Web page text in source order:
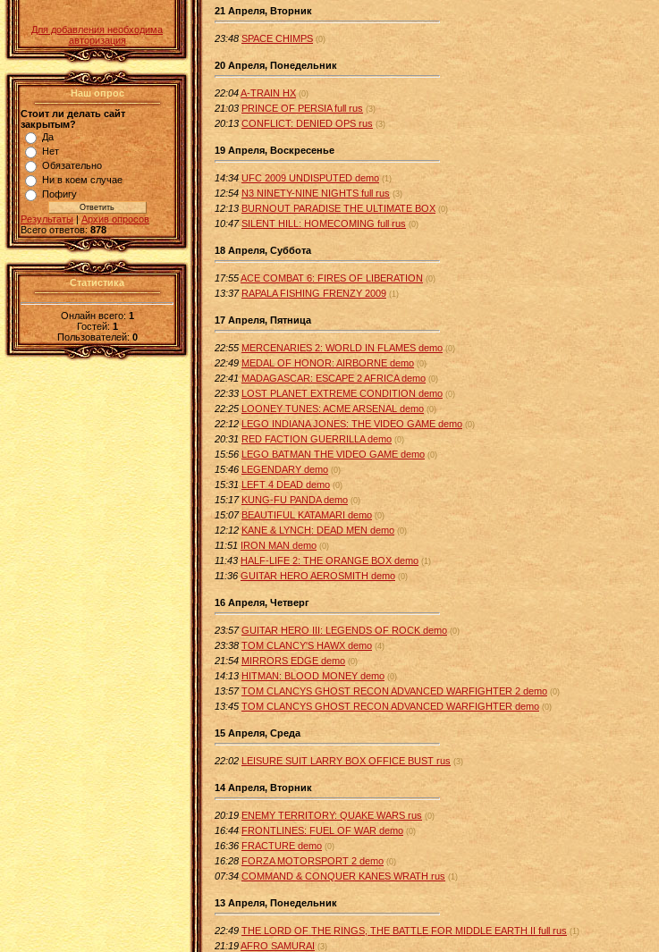
Для добавления необходима
авторизация
Наш опрос
Стоит ли делать сайт
закрытым?
Да
Нет
Обязательно
Ни в коем случае
Пофигу
Результаты|Архив опросов
Всего ответов:878
Статистика
Онлайн всего:1
Гостей:1
Пользователей: 0
21 Апреля, Вторник
23:48 SPACE CHIMPS (0)
20 Апреля, Понедельник
22:04A-TRAIN HX (0)
21:03 PRINCE OF PERSIA full rus (3)
20:13 CONFLICT: DENIED OPS rus (3)
19 Апреля, Воскресенье
14:34 UFC 2009 UNDISPUTED demo (1)
12:54 N3 NINETY-NINE NIGHTS full rus (3)
12:13 BURNOUT PARADISE THE ULTIMATE BOX (0)
10:47 SILENT HILL: HOMECOMING full rus (0)
18 Апреля, Суббота
17:55ACE COMBAT 6: FIRES OF LIBERATION (0)
13:37 RAPALA FISHING FRENZY 2009 (1)
17 Апреля, Пятница
22:55 MERCENARIES 2: WORLD IN FLAMES demo (0)
22:49 MEDAL OF HONOR: AIRBORNE demo (0)
22:41 MADAGASCAR: ESCAPE 2 AFRICA demo (0)
22:33 LOST PLANET EXTREME CONDITION demo (0)
22:25 LOONEY TUNES: ACME ARSENAL demo (0)
22:12 LEGO INDIANA JONES: THE VIDEO GAME demo (0)
20:31 RED FACTION GUERRILLA demo (0)
15:56 LEGO BATMAN THE VIDEO GAME demo (0)
15:46 LEGENDARY demo (0)
15:31 LEFT 4 DEAD demo (0)
15:17 KUNG-FU PANDA demo (0)
15:07 BEAUTIFUL KATAMARI demo (0)
12:12 KANE & LYNCH: DEAD MEN demo (0)
11:51 IRON MAN demo (0)
11:43 HALF-LIFE 2: THE ORANGE BOX demo (1)
11:36 GUITAR HERO AEROSMITH demo (0)
16 Апреля, Четверг
23:57 GUITAR HERO III: LEGENDS OF ROCK demo (0)
23:38 TOM CLANCY'S HAWX demo (4)
21:54 MIRRORS EDGE demo (0)
14:13 HITMAN: BLOOD MONEY demo (0)
13:57 TOM CLANCYS GHOST RECON ADVANCED WARFIGHTER 2 demo (0)
13:45 TOM CLANCYS GHOST RECON ADVANCED WARFIGHTER demo (0)
15 Апреля, Среда
22:02 LEISURE SUIT LARRY BOX OFFICE BUST rus (3)
14 Апреля, Вторник
20:19 ENEMY TERRITORY: QUAKE WARS rus (0)
16:44 FRONTLINES: FUEL OF WAR demo (0)
16:36 FRACTURE demo (0)
16:28 FORZA MOTORSPORT 2 demo (0)
07:34 COMMAND & CONQUER KANES WRATH rus (1)
13 Апреля, Понедельник
22:49 THE LORD OF THE RINGS, THE BATTLE FOR MIDDLE EARTH II full rus (1)
21:19AFRO SAMURAI (3)